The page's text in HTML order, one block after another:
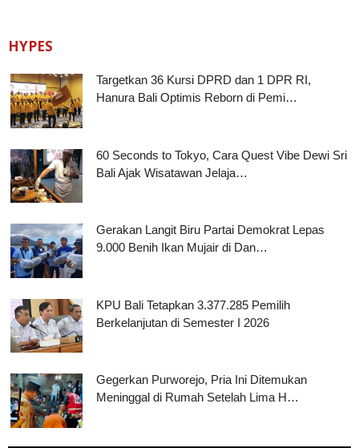
HYPES
Targetkan 36 Kursi DPRD dan 1 DPR RI,
Hanura Bali Optimis Reborn di Pemi…
60 Seconds to Tokyo, Cara Quest Vibe Dewi Sri
Bali Ajak Wisatawan Jelaja…
Gerakan Langit Biru Partai Demokrat Lepas
9.000 Benih Ikan Mujair di Dan…
KPU Bali Tetapkan 3.377.285 Pemilih
Berkelanjutan di Semester I 2026
Gegerkan Purworejo, Pria Ini Ditemukan
Meninggal di Rumah Setelah Lima H…